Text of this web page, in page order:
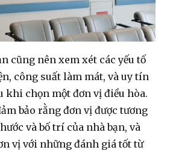
cũng nên xem xét các yếu tố
công suất làm mát, và uy tín
khi chọn một đơn vị điều hòa.
bảo rằng đơn vị được tương
và bố trí của nhà bạn, và
vị với những đánh giá tốt từ